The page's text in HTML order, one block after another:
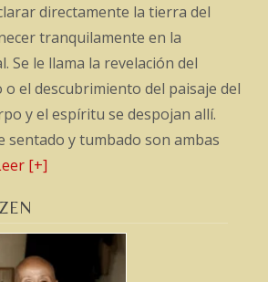
directamente la tierra del
tranquilamente en la
Se le llama la revelación del
el descubrimiento del paisaje del
y el espíritu se despojan allí.
sentado y tumbado son ambas
[+]